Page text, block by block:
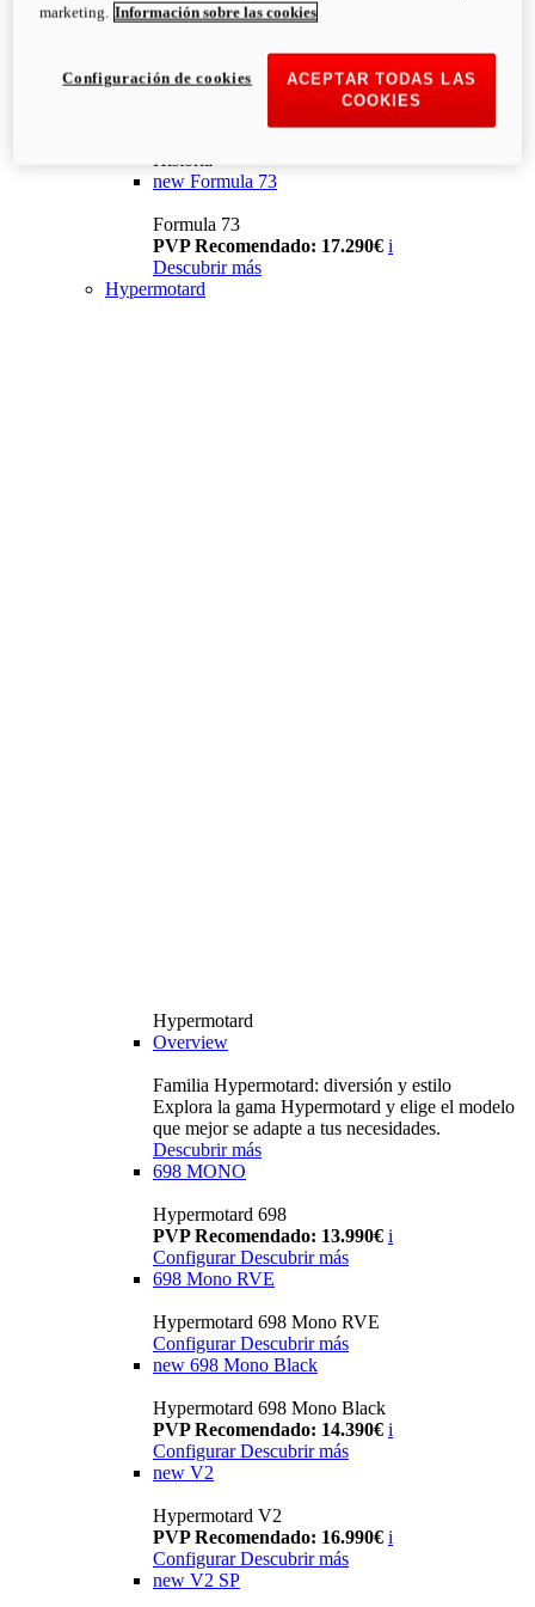
Historia
new Formula 73
Formula 73
PVP Recomendado: 17.290€ i
Descubrir más
Hypermotard
Hypermotard
Overview
Familia Hypermotard: diversión y estilo
Explora la gama Hypermotard y elige el modelo
que mejor se adapte a tus necesidades.
Descubrir más
698 MONO
Hypermotard 698
PVP Recomendado: 13.990€ i
ConfigurarDescubrir más
698 Mono RVE
Hypermotard 698 Mono RVE
Configurar Descubrir más
new 698 Mono Black
Hypermotard 698 Mono Black
PVP Recomendado: 14.390€ i
Configurar Descubrir más
new V2
Hypermotard V2
PVP Recomendado: 16.990€ i
Configurar Descubrir más
new V2 SP
marketing. Información sobre las cookies
ACEPTAR TODAS LAS
COOKIES
Configuración de cookies